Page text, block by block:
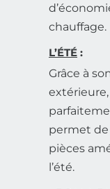
chauffage.
L’ÉTÉ :
Grâce à
permet
pièces
l’été.